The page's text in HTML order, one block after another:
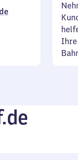
Ihre